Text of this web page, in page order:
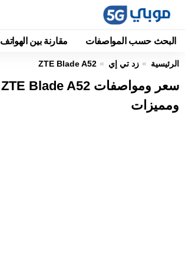
البحث حسب المواصفات مقارنة بين الهواتف
الرئيسية زد تي إي ZTE Blade A52
ومميزات